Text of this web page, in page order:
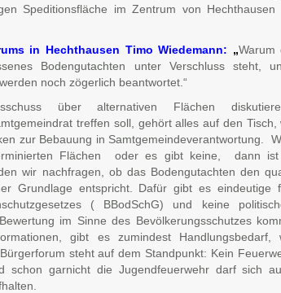
Speditionsfläche im Zentrum von
in Hechthausen Timo Wiedemann: „Warum
Bodengutachten unter Verschluss steht,
noch zögerlich beantwortet.“
über alternativen Flächen
treffen soll, gehört alles auf den Tisch,
zur Bebauung in Samtgemeindeverantwortung.
Flächen oder es gibt keine, dann
wir nachfragen, ob das Bodengutachten den
Grundlage entspricht. Dafür gibt es eindeutige
( BBodSchG) und keine
im Sinne des Bevölkerungsschutzes
gibt es zumindest Handlungsbedarf,
steht auf dem Standpunkt: Kein
schon garnicht die Jugendfeuerwehr darf sich